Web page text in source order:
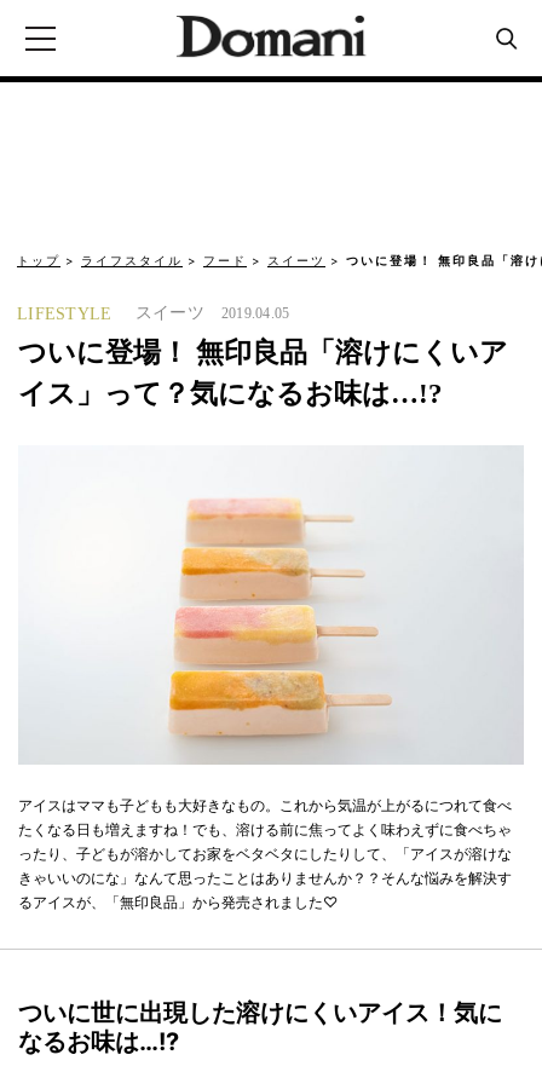
トップ ライフスタイル フード スイーツ ついに登場！ 無印良品「溶
LIFESTYLE スイーツ 2019.04.05
ついに登場！ 無印良品「溶けにくいア
イス」って？気になるお味は…!?
アイスはママも子どもも大好きなもの。これから気温が上がるにつれて食べ
たくなる日も増えますね！でも、溶ける前に焦ってよく味わえずに食べちゃ
ったり、子どもが溶かしてお家をベタベタにしたりして、「アイスが溶けな
きゃいいのにな」なんて思ったことはありませんか？？そんな悩みを解決す
るアイスが、「無印良品」から発売されました♡
ついに世に出現した溶けにくいアイス！気に
なるお味は…!?